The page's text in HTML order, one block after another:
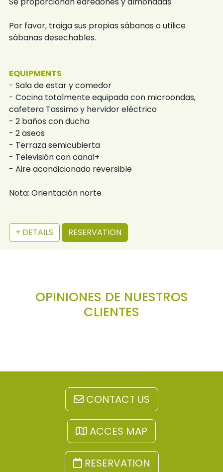
Por favor, traiga sus propias sábanas o utilice
sábanas desechables.
EQUIPMENTS
- Sala de estar y comedor
- Cocina totalmente equipada con microondas,
cafetera Tassimo y hervidor eléctrico
- 2 baños con ducha
- 2 aseos
- Terraza semicubierta
- Televisión con canal+
- Aire acondicionado reversible
Nota: Orientación norte
+ DETAILS RESERVATION
OPINIONES DE NUESTROS
CLIENTES
CONTACT US
ACCES MAP
RESERVATION